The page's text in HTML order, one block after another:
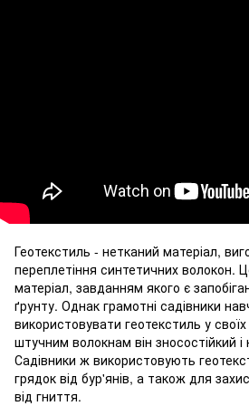
Геотекстиль - нетканий матеріал,
переплетіння синтетичних волокон.
матеріал, завданням якого є
ґрунту. Однак грамотні садівники
використовувати геотекстиль у
штучним волокнам він зносостійкий
Садівники ж використовують
грядок від бур'янів, а також для
від гниття.